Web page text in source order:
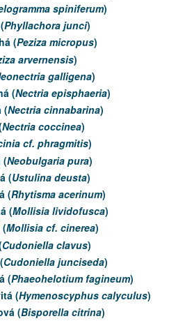
spiniferum)
Phyllachora junci)
(Peziza micropus)
arvernensis)
galligena)
(Nectria episphaeria)
(Nectria cinnabarina)
Nectria coccinea)
cf. phragmitis)
(Neobulgaria pura)
(Ustulina deusta)
(Rhytisma acerinum)
(Mollisia lividofusca)
Mollisia cf. cinerea)
Cudoniella clavus)
Cudoniella junciseda)
(Phaeohelotium fagineum)
(Hymenoscyphus calyculus)
(Bisporella citrina)